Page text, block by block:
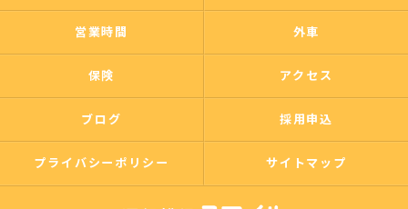
営業時間 外車
保険 アクセス
ブログ 採用申込
プライバシーポリシー サイトマップ